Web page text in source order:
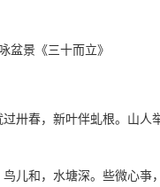
景《三十而立》
春，新叶伴虬根。山人
和，水塘深。些微心亊